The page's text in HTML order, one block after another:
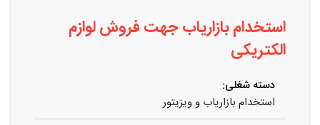
استخدام بازاریاب جهت فروش لوازم
الکتریکی
دسته شغلی:
استخدام بازاریاب و ویزیتور